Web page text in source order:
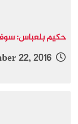
حكيم بلعباس:
September 22, 2016